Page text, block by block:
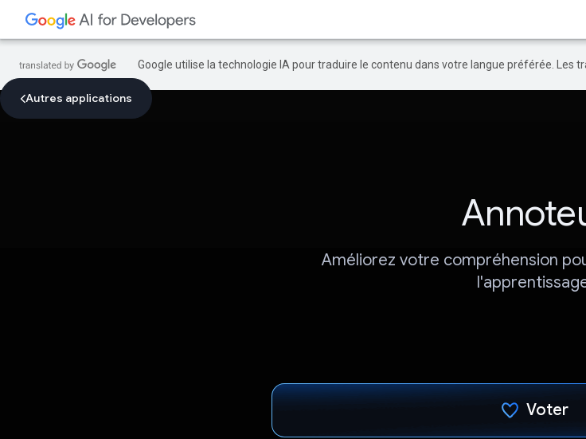
Google utilise la technologie IA pour traduire le contenu dans votre langue préférée. Les
Autres applications
Améliorez votre compréhension
Voter